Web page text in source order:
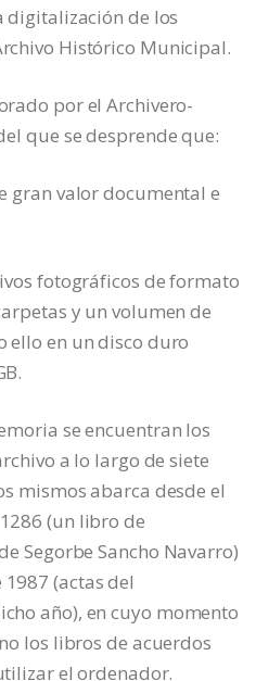
de los
Histórico Municipal.
por el Archivero-
que se desprende que:
gran valor documental e
fotográficos de formato
y un volumen de
ello en un disco duro
se encuentran los
a lo largo de siete
mismos abarca desde el
(un libro de
Segorbe Sancho Navarro)
(actas del
año), en cuyo momento
los libros de acuerdos
el ordenador.